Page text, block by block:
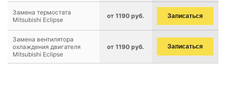
Замена термостата
Mitsubishi Eclipse
от 1190 руб. Записаться
Замена вентилятора
охлаждения двигателя
Mitsubishi Eclipse
от 1190 руб. Записаться